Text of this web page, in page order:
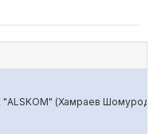
(Хамраев Шомурод